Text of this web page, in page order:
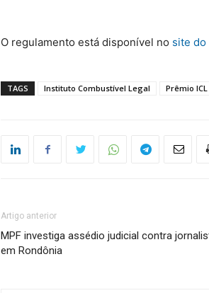
O regulamento está disponível no site
TAGS Instituto Combustível Legal Prêmio ICL
Artigo anterior
MPF investiga assédio judicial contra
em Rondônia